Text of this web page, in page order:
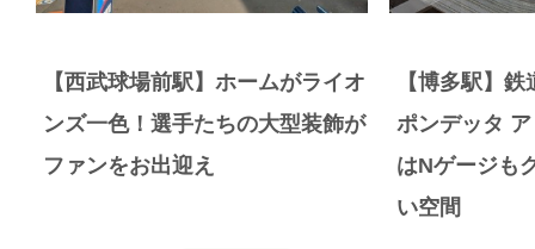
【西武球場前駅】ホームがライオ
ンズ一色！選手たちの大型装飾が
ファンをお出迎え
【博多駅】
ポンデッタ
はNゲージも
い空間